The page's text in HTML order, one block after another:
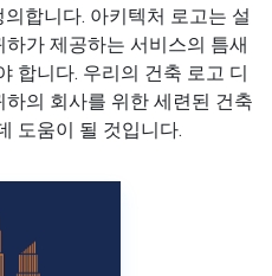
합니다. 아키텍처 로고는 설
가 제공하는 서비스의 틈새
합니다. 우리의 건축 로고 디
의 회사를 위한 세련된 건축
도움이 될 것입니다.